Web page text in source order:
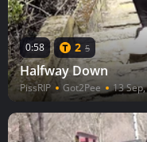
0:58 2 5
Halfway Down
PissRIP Got2Pee 13